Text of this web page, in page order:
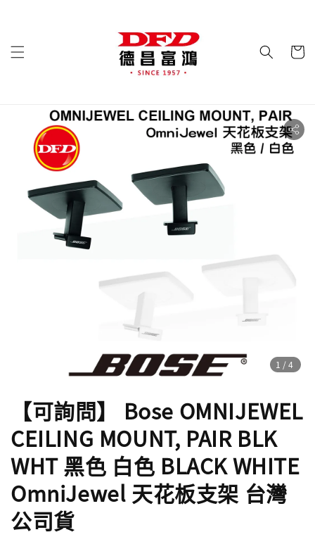
1 /4
【可詢問】 Bose OMNIJEWEL
CEILING MOUNT, PAIR BLK
WHT 黑色 白色 BLACK WHITE
OmniJewel 天花板支架 台灣
公司貨